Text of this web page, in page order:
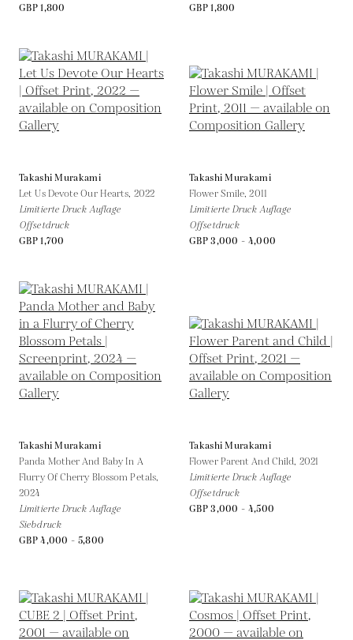
GBP 1,800
GBP 1,800
Takashi Murakami
Let Us Devote Our Hearts, 2022
Limitierte Druck Auflage
Offsetdruck
GBP 1,700
Takashi Murakami
Flower Smile,2011
Limitierte Druck Auflage
Offsetdruck
GBP 3,000 - 4,000
Takashi Murakami
Panda Mother And Baby In A
Flurry Of Cherry Blossom Petals,
2024
Limitierte Druck Auflage
Siebdruck
GBP 4,000 - 5,800
Takashi Murakami
Flower Parent And Child, 2021
Limitierte Druck Auflage
Offsetdruck
GBP 3,000 - 4,500